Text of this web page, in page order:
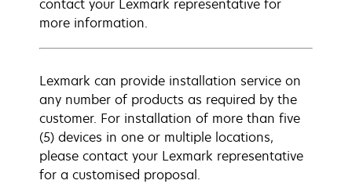
contact your Lexmark representative for
more information.
Lexmark can provide installation service on
any number of products as required by the
customer. For installation of more than five
(5) devices in one or multiple locations,
please contact your Lexmark representative
for a customised proposal.